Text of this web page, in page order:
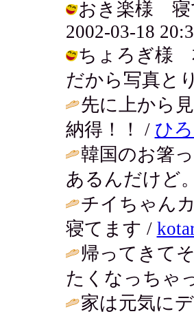
おき楽様 寝
2002-03-18
ちょろぎ様
だから写真と
先に上から
納得！！ / ひ
韓国のお箸
あるんだけど
チイちゃん
寝てます /
帰ってきて
たくなっちゃ
家は元気に